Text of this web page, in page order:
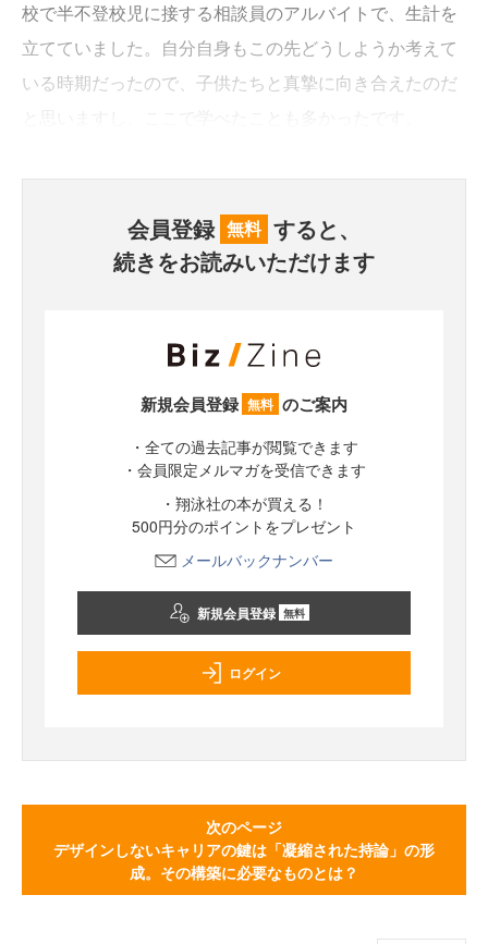
校で半不登校児に接する相談員のアルバイトで、生計を
立てていました。自分自身もこの先どうしようか考えて
いる時期だったので、子供たちと真摯に向き合えたのだ
会員登録 無料 すると、
続きをお読みいただけます
新規会員登録 無料 のご案内
・全ての過去記事が閲覧できます
・会員限定メルマガを受信できます
・翔泳社の本が買える！
500円分のポイントをプレゼント
メールバックナンバー
新規会員登録 無料
ログイン
次のページ
デザインしないキャリアの鍵は「凝縮された持論」の形
成。その構築に必要なものとは？